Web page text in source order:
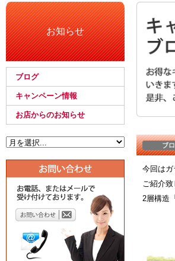
お知らせ
ブログ
キャンペーン情報
お店からのお知らせ
今回は
ご紹介
2層構造